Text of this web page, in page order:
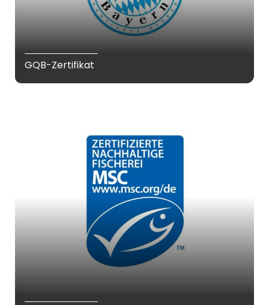
GQB-Zertifikat